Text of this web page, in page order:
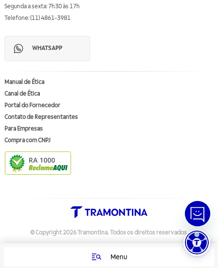
Menu
Segunda a sexta: 7h30 às 17h
Telefone: (11) 4861-3981
WHATSAPP
Manual de Ética
Canal de Ética
Portal do Fornecedor
Contato de Representantes
Para Empresas
Compra com CNPJ
RA 1000
Política de Privacidade Preferências de Cookies
© Copyright 2026Tramontina.Todos os direitos reservados.